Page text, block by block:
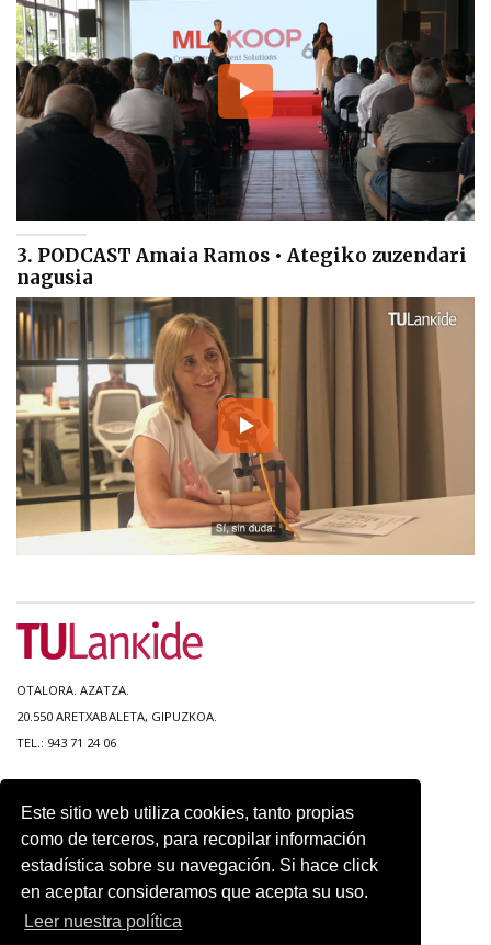
Este sitio web utiliza cookies, tanto propias
como de terceros, para recopilar información
estadística sobre su navegación. Si hace click
en aceptar consideramos que acepta su uso.
Leer nuestra política
3. PODCAST Amaia Ramos • Ategiko zuzendari
nagusia
OTALORA. AZATZA.
20.550 ARETXABALETA, GIPUZKOA.
TEL.: 943 71 24 06
ACCESIBILIDAD
CONTACTO
AVISO LEGAL
POLITICA DE PRIVACIDAD
USO DE COOKIES